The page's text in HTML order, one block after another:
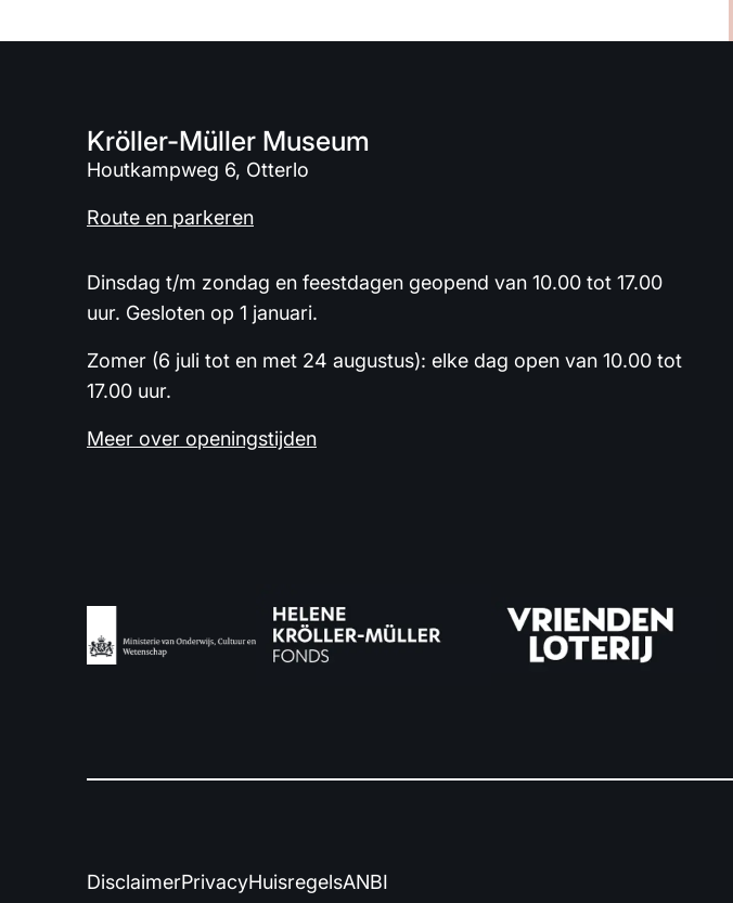
Kröller-Müller Museum
Houtkampweg 6, Otterlo
Route en parkeren
Dinsdag t/m zondag en feestdagen geopend van 10.00 tot 17.00
uur. Gesloten op 1 januari.
Zomer (6 juli tot en met 24 augustus): elke dag open van 10.00 tot
17.00 uur.
Meer over openingstijden
DisclaimerPrivacyHuisregelsANBI